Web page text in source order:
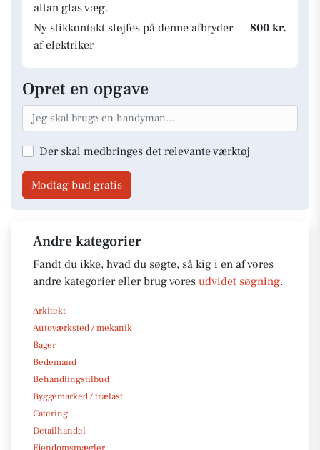
altan glas væg.
Ny stikkontakt sløjfes på denne afbryder
af elektriker
800 kr.
Opret en opgave
Der skal medbringes det relevante værktøj
Modtag bud gratis
Andre kategorier
Fandt du ikke, hvad du søgte, så kig i en af vores
andre kategorier eller brug vores udvidet søgning.
Arkitekt
Autoværksted / mekanik
Bager
Bedemand
Behandlingstilbud
Byggemarked / trælast
Catering
Detailhandel
Ejendomsmægler